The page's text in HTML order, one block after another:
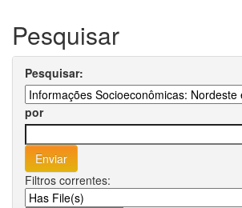
Pesquisar
Pesquisar:
por
Filtros correntes: